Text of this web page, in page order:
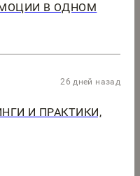
В ОДНОМ
26 дней назад
И ПРАКТИКИ,